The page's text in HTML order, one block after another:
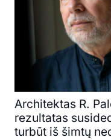
Architektas R.
rezultatas
turbūt iš šimtų